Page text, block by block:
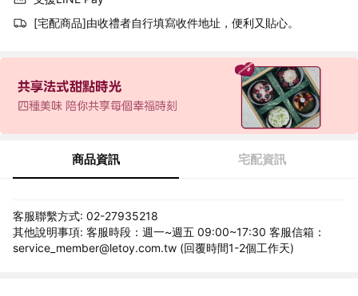
[宅配商品]由收禮者自行填寫收件地址，便利又貼心。
商品資訊 宅配資訊
客服聯繫方式: 02-27935218
其他說明事項: 客服時段：週一~週五 09:00~17:30 客服信箱：
service_member@letoy.com.tw (回覆時間1-2個工作天)